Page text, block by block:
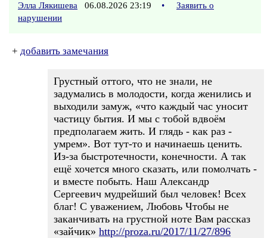
Элла Лякишева 06.08.2026 23:19 •
Заявить о
нарушении
+ добавить замечания
Грустный оттого, что не знали, не
задумались в молодости, когда женились и
выходили замуж, «что каждый час уносит
частицу бытия. И мы с тобой вдвоём
предполагаем жить. И глядь - как раз -
умрем». Вот тут-то и начинаешь ценить.
Из-за быстротечности, конечности. А так
ещё хочется много сказать, или помолчать -
и вместе побыть. Наш Александр
Сергеевич мудрейший был человек! Всех
благ! С уважением, Любовь Чтобы не
заканчивать на грустной ноте Вам рассказ
«зайчик» http://proza.ru/2017/11/27/896